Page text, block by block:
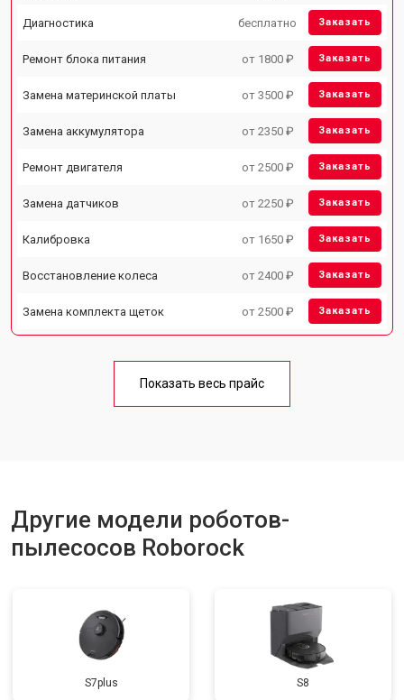
Диагностика бесплатно Заказать
Ремонт блока питания от 1800 ₽ Заказать
Замена материнской платы от 3500 ₽ Заказать
Замена аккумулятора от 2350 ₽ Заказать
Ремонт двигателя от 2500 ₽ Заказать
Замена датчиков от 2250 ₽ Заказать
Калибровка от 1650 ₽ Заказать
Восстановление колеса от 2400 ₽ Заказать
Замена комплекта щеток от 2500 ₽ Заказать
Показать весь прайс
Другие модели роботов-
пылесосов Roborock
S7plus S8